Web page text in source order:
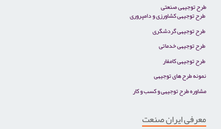
طرح توجیهی صنعتی
طرح توجیهی کشاورزی و دامپروری
طرح توجیهی گردشگری
طرح توجیهی خدماتی
طرح توجیهی کامفار
نمونه طرح های توجیهی
مشاوره طرح توجیهی و کسب و کار
معرفی ایران صنعت